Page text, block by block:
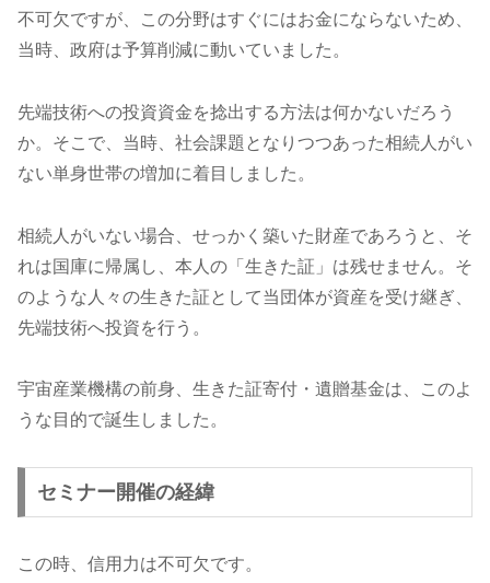
2025年10月 宇宙検定モニター実施
みなとみらいにて宇宙検定クイズ開催
2025年8月 「親子で挑戦！宇宙検定forキッズ」のモニター受
2025年8月 大阪・関西万博にて「宇宙検定 京都大学×宇宙産業
2025年6月 宇宙大学プレミアムを日揮グローバル様本社会議
2025年2月 宇宙検定β版公開
2025年2月 Google for Nonprofits（グーグル非営利団体向けプ
スクロールできます
不可欠ですが、この分野はすぐにはお金にならないため、
当時、政府は予算削減に動いていました。
先端技術への投資資金を捻出する方法は何かないだろう
か。そこで、当時、社会課題となりつつあった相続人がい
ない単身世帯の増加に着目しました。
相続人がいない場合、せっかく築いた財産であろうと、そ
れは国庫に帰属し、本人の「生きた証」は残せません。そ
のような人々の生きた証として当団体が資産を受け継ぎ、
先端技術へ投資を行う。
宇宙産業機構の前身、生きた証寄付・遺贈基金は、このよ
うな目的で誕生しました。
セミナー開催の経緯
この時、信用力は不可欠です。